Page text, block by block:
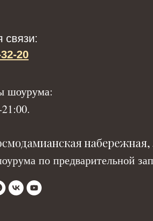
связи:
20
шоурума:
набережная,
по предварительной